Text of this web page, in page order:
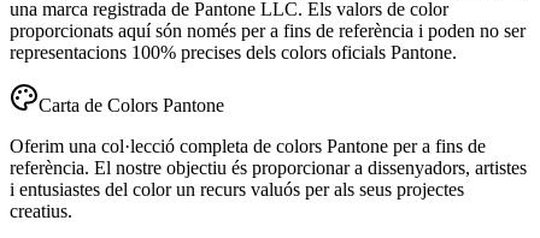
una marca registrada de Pantone LLC. Els valors de color
proporcionats aquí són només per a fins de referència i poden no ser
representacions 100% precises dels colors oficials Pantone.
Carta de Colors Pantone
Oferim una col·lecció completa de colors Pantone per a fins de
referència. El nostre objectiu és proporcionar a dissenyadors, artistes
i entusiastes del color un recurs valuós per als seus projectes
creatius.